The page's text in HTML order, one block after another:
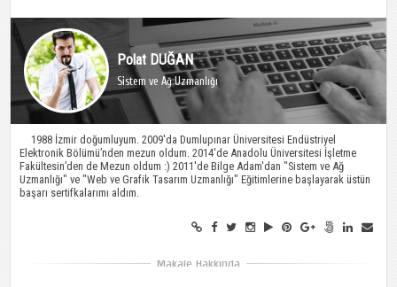
Polat DUĞAN
Sistem ve Ağ Uzmanlığı
1988 İzmir doğumluyum. 2009′da Dumlupınar Üniversitesi Endüstriyel
Elektronik Bölümü’nden mezun oldum. 2014′de Anadolu Üniversitesi İşletme
Fakültesin’den de Mezun oldum :) 2011'de Bilge Adam'dan "Sistem ve Ağ
Uzmanlığı" ve "Web ve Grafik Tasarım Uzmanlığı" Eğitimlerine başlayarak üstün
başarı sertifkalarımı aldım.